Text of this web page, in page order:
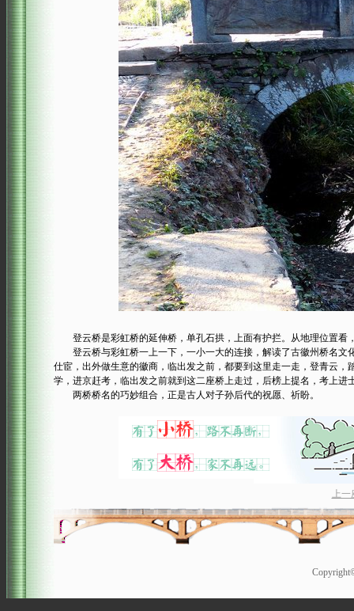
登云桥是彩虹桥的延伸桥，单孔石拱，上面有护拦。从地理位置看
登云桥与彩虹桥一上一下，一小一大的连接，解读了古徽州桥名文
仕宦，出外做生意的徽商，临出发之前，都要到这里走一走，登青云
学，进京赶考，临出发之前就到这二座桥上走过，后榜上提名，考上进
两桥桥名的巧妙组合，正是古人对子孙后代的祝愿、祈盼。
上一